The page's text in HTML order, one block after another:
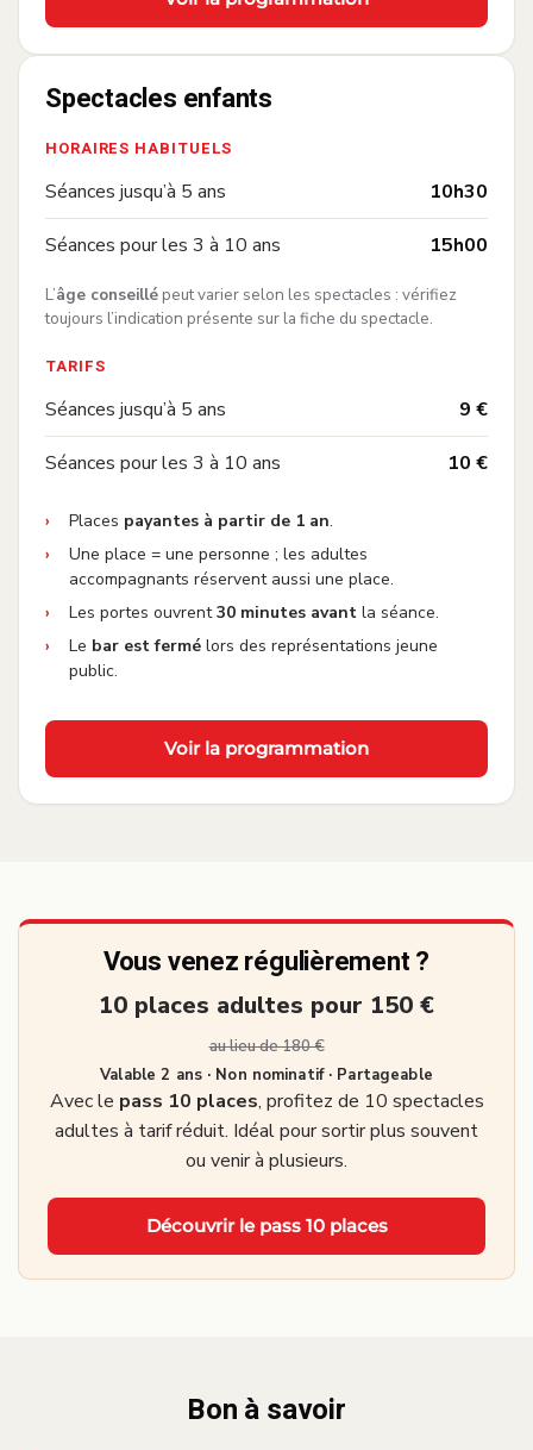
Spectacles enfants
HORAIRES HABITUELS
Séances jusqu’à 5 ans —
10h30
Séances pour les 3 à 10 ans —
15h00
L’âge conseillé peut varier selon les spectacles : vérifiez
toujours l’indication présente sur la fiche du spectacle.
TARIFS
Séances jusqu’à 5 ans —
9 €
Séances pour les 3 à 10 ans —
10 €
Places payantes à partir de 1 an.
Une place = une personne ; les adultes
accompagnants réservent aussi une place.
Les portes ouvrent30 minutes avant la séance.
Le bar est fermé lors des représentations jeune
public.
Voir la programmation
Vous venez régulièrement ?
10 places adultes pour 150 €
au lieu de 180 €
Valable 2 ans · Non nominatif · Partageable
Avec le pass 10 places, profitez de 10 spectacles
adultes à tarif réduit. Idéal pour sortir plus souvent
ou venir à plusieurs.
Découvrir le pass 10 places
Bon à savoir